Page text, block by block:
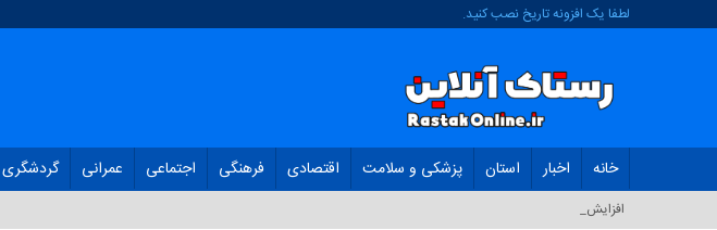
لطفا یک افزونه تاریخ نصب کنید.
خانه اخبار استان پزشکی و سلامت اقتصادی فرهنگی اجتماعی عمرانی گردشگری
افزایش ظرفیت ت_